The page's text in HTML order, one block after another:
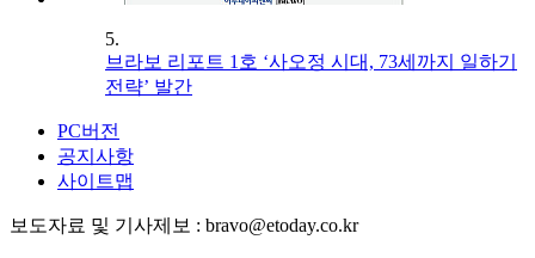
5.
브라보 리포트 1호 ‘사오정 시대, 73세까지 일하기
전략’ 발간
PC버전
공지사항
사이트맵
보도자료 및 기사제보 : bravo@etoday.co.kr